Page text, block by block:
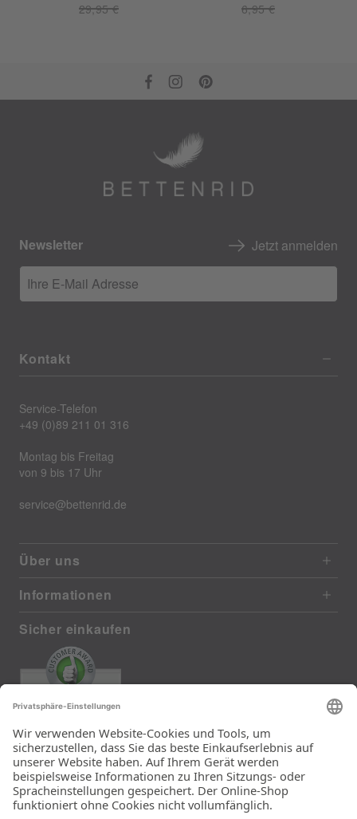
29,95 € 6,95 €
Newsletter Jetzt anmelden
Ihre E-Mail Adresse
Kontakt
Service-Telefon
+49 (0)89 211 01 316
Montag bis Freitag
von 9 bis 17 Uhr
service@bettenrid.de
Über uns
Informationen
Sicher einkaufen
385 reviews from real customers
(last 12 months)
Total: 11283
Die Auswahl und die
Einfachheit der
Bestellung.